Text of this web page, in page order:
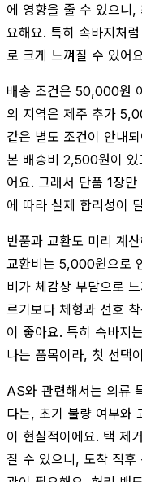
에 영향을 줄 수 있으니,
요해요. 특히 속바지처
로 크게 느껴질 수 있어
배송 조건은 50,000원
외 지역은 제주 추가
같은 별도 조건이 안내
본 배송비 2,500원이
어요. 그래서 단품 1장
에 따라 실제 합리성이
반품과 교환도 미리 계
교환비는 5,000원으로
비가 체감상 부담으로
르기보다 체형과 선호
이 좋아요. 특히 속바지
나는 품목이라, 첫 선택
AS와 관련해서는 의류
다는, 초기 불량 여부와
이 현실적이에요. 택 제
질 수 있으니, 도착 직후